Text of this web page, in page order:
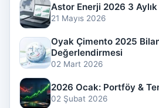
Astor Enerji 2026 3
21 Mayıs 2026
Oyak Çimento 2025
Değerlendirmesi
02 Mart 2026
2026 Ocak: Portföy &
02 Şubat 2026